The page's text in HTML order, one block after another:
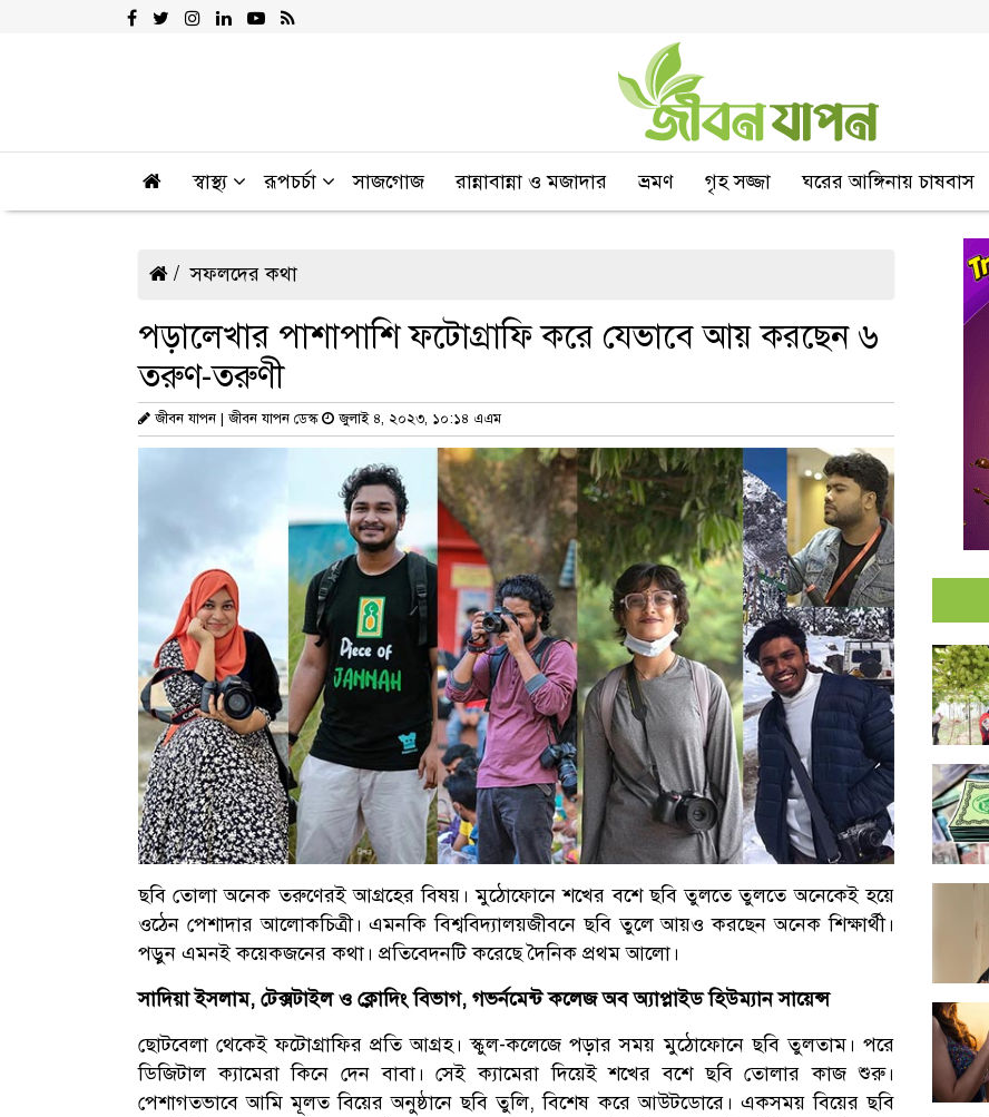
স্বাস্থ্য রূপচর্চা সাজগোজ রান্নাবান্না ও মজাদার ভ্রমণ গৃহ সজ্জা ঘরের আঙ্গিনায় চাষবাস
সফলদের কথা
পড়ালেখার পাশাপাশি ফটোগ্রাফি করে যেভাবে আয় করছেন ৬
তরুণ-তরুণী
জীবন যাপন | জীবন যাপন ডেস্ক জুলাই ৪, ২০২৩, ১০:১৪ এএম
ছবি তোলা অনেক তরুণেরই আগ্রহের বিষয়। মুঠোফোনে শখের বশে ছবি তুলতে তুলতে অনেকেই হয়ে
ওঠেন পেশাদার আলোকচিত্রী। এমনকি বিশ্ববিদ্যালয়জীবনে ছবি তুলে আয়ও করছেন অনেক শিক্ষার্থী।
পড়ুন এমনই কয়েকজনের কথা। প্রতিবেদনটি করেছে দৈনিক প্রথম আলো।
সাদিয়া ইসলাম, টেক্সটাইল ও ক্লোদিং বিভাগ, গভর্নমেন্ট কলেজ অব অ্যাপ্লাইড হিউম্যান সায়েন্স
ছোটবেলা থেকেই ফটোগ্রাফির প্রতি আগ্রহ। স্কুল-কলেজে পড়ার সময় মুঠোফোনে ছবি তুলতাম। পরে
ডিজিটাল ক্যামেরা কিনে দেন বাবা। সেই ক্যামেরা দিয়েই শখের বশে ছবি তোলার কাজ শুরু।
পেশাগতভাবে আমি মূলত বিয়ের অনুষ্ঠানে ছবি তুলি, বিশেষ করে আউটডোরে। একসময় বিয়ের ছবি